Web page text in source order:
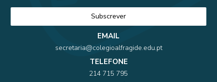
EMAIL
secretaria@colegioalfragide.edu.pt
TELEFONE
214 715 795